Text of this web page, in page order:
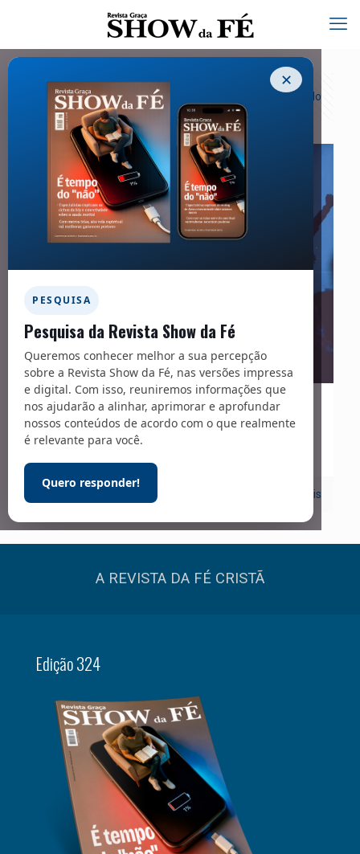
✕
PESQUISA
Pesquisa da Revista Show da Fé
Queremos conhecer melhor a sua percepção
sobre a Revista Show da Fé, nas versões impressa
e digital. Com isso, reuniremos informações que
nos ajudarão a alinhar, aprimorar e aprofundar
nossos conteúdos de acordo com o que realmente
é relevante para você.
Quero responder!
Categorias Tags Exibir tudo
01/03/2020
Sociedade
Leia mais
A REVISTA DA FÉ CRISTÃ
Edição 324